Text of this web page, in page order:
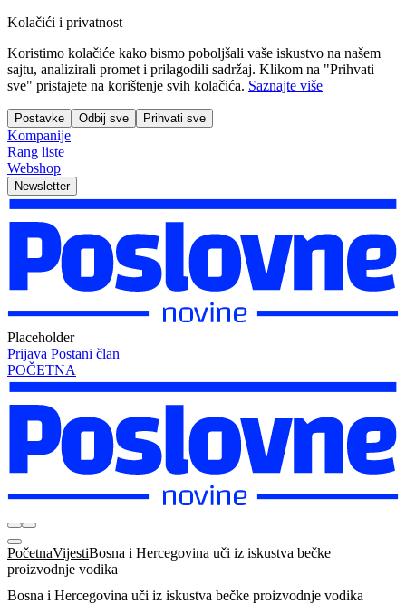
Kolačići i privatnost
Koristimo kolačiće kako bismo poboljšali vaše iskustvo na našem
sajtu, analizirali promet i prilagodili sadržaj. Klikom na "Prihvati
sve" pristajete na korištenje svih kolačića. Saznajte više
Postavke Odbij sve Prihvati sve
Kompanije
Rang liste
Webshop
Newsletter
Placeholder
Prijava Postani član
POČETNA
PočetnaVijestiBosna i Hercegovina uči iz iskustva bečke
proizvodnje vodika
Bosna i Hercegovina uči iz iskustva bečke proizvodnje vodika